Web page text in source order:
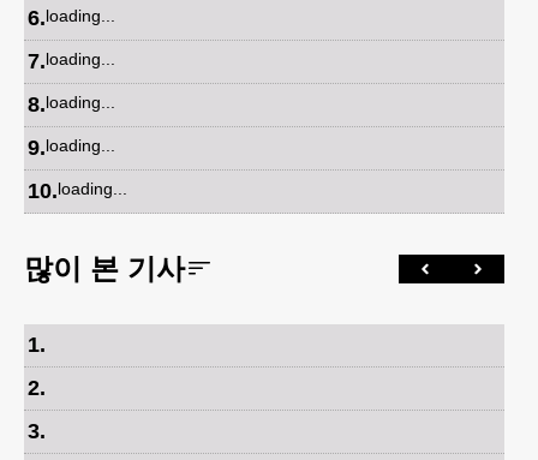
6.loading...
7.loading...
8.loading...
9.loading...
10.loading...
많이 본 기사
1.
2.
3.